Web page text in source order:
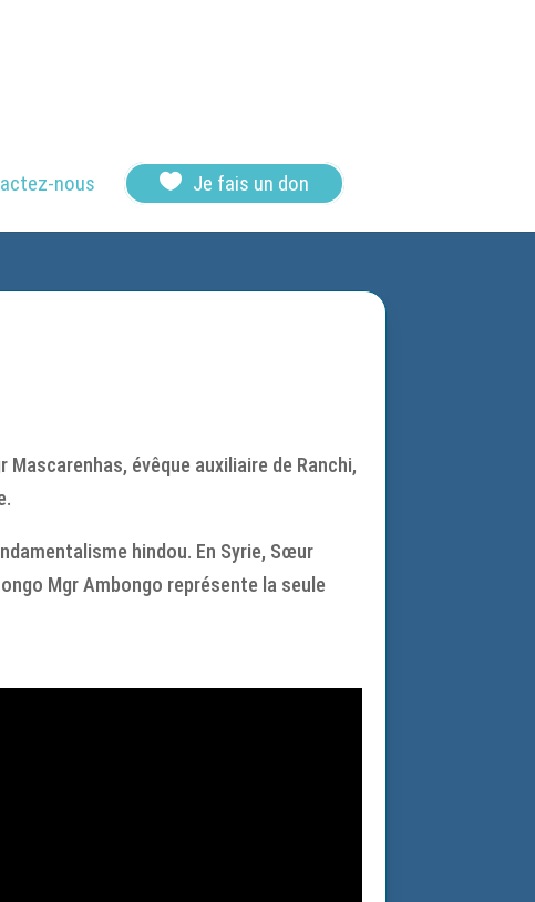
nous  Je fais un don
évêque auxiliaire de Ranchi,
hindou. En Syrie, Sœur
Mgr Ambongo représente la seule